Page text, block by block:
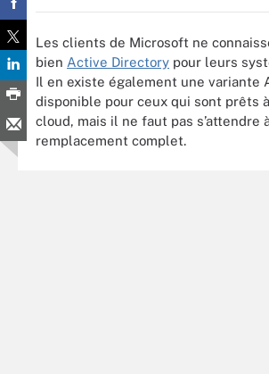
Les clients de Microsoft ne
bien Active Directory pour leurs
Il en existe également une variante
disponible pour ceux qui sont prêts
cloud, mais il ne faut pas s’attendre
remplacement complet.